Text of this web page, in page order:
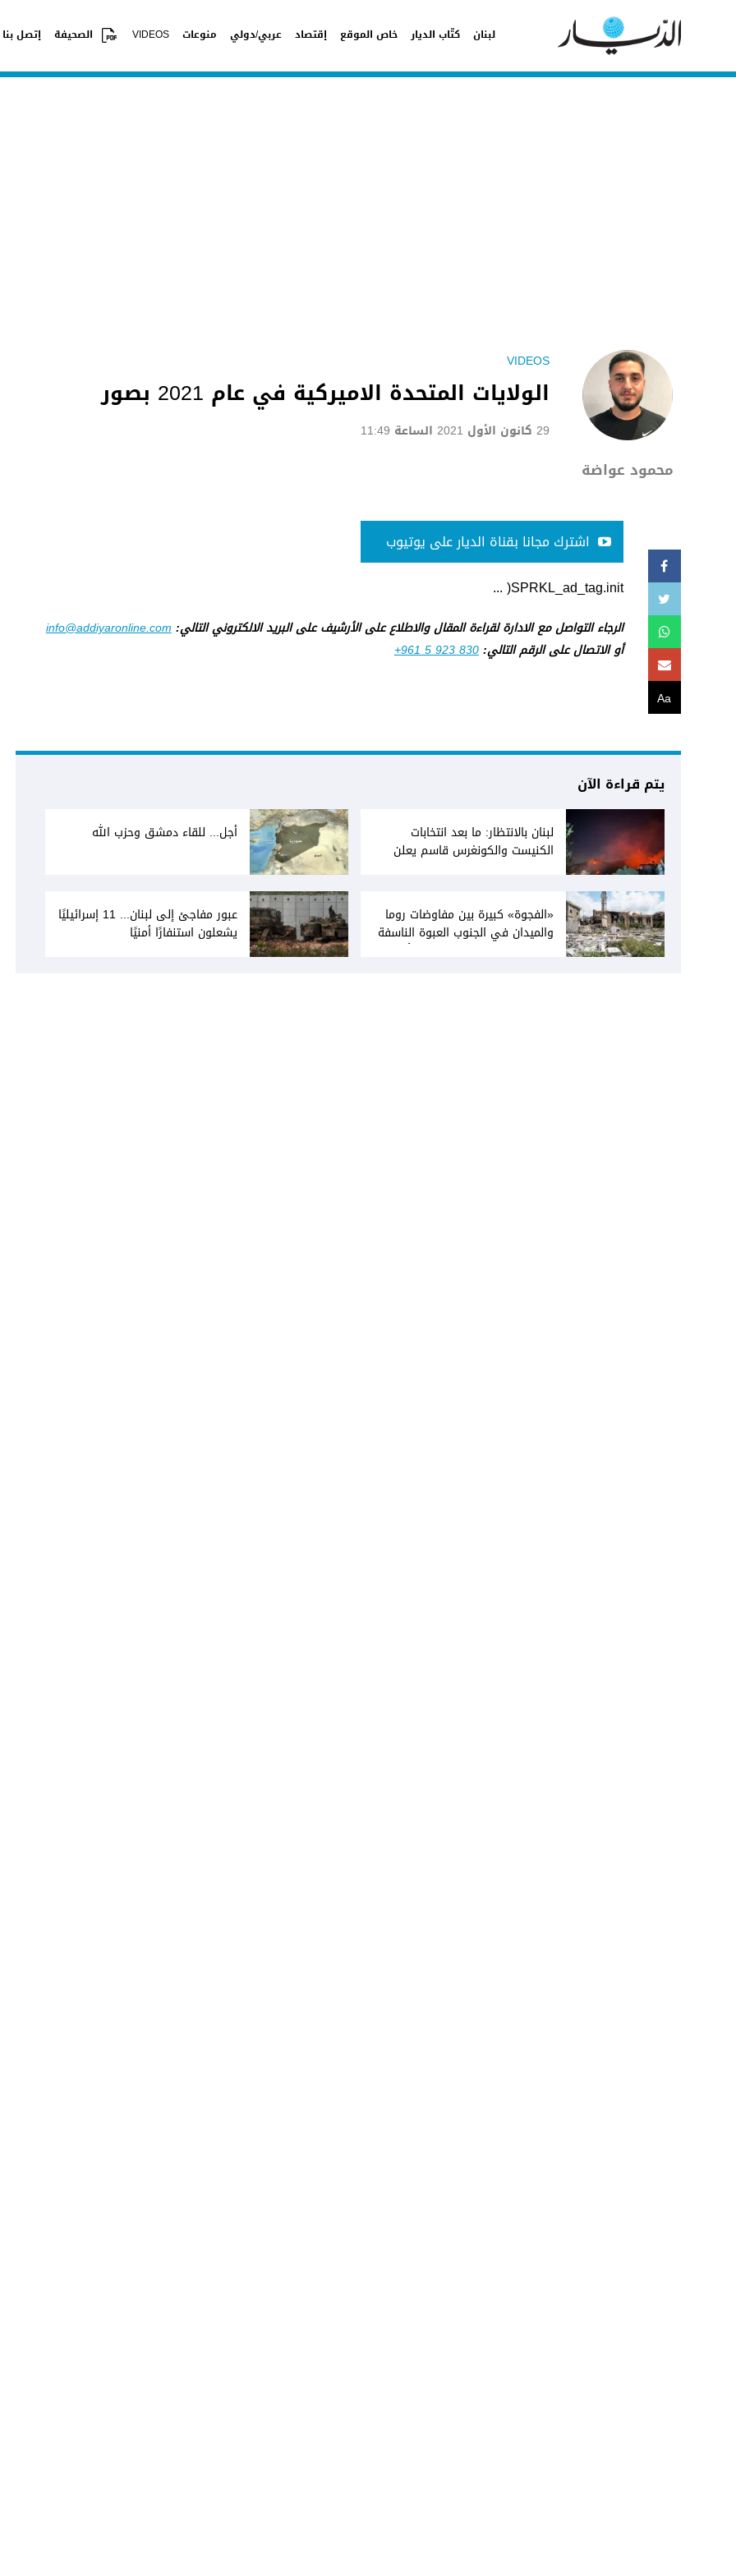
لبنان كتّاب الديار خاص الموقع إقتصاد عربي/دولي منوعات VIDEOS الصحيفة إتصل بنا
محمود عواضة
VIDEOS
الولايات المتحدة الاميركية في عام 2021 بصور
29 كانون الأول 2021 الساعة 11:49
Aa
اشترك مجانا بقناة الديار على يوتيوب
SPRKL_ad_tag.init( ...
الرجاء التواصل مع الادارة لقراءة المقال والاطلاع على الأرشيف على البريد الالكتروني التالي:info@addiyaronline.com
أو الاتصال على الرقم التالي:+961 5 923 830
يتم قراءة الآن
لبنان بالانتظار: ما بعد انتخابات
الكنيست والكونغرس قاسم يعلن
أجل... للقاء دمشق وحزب الله
«الفجوة» كبيرة بين مفاوضات روما
والميدان في الجنوب العبوة الناسفة
في مجدل زون «رسالة» في أكثر من
عبور مفاجئ إلى لبنان... 11 إسرائيليًا
يشعلون استنفارًا أمنيًا